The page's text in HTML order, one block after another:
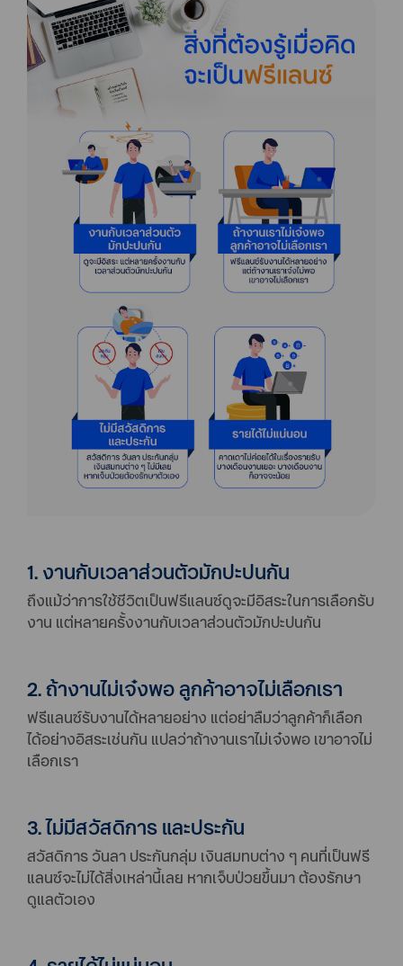
1. งานกับเวลาส่วนตัวมักปะปนกัน
ถึงแม้ว่าการใช้ชีวิตเป็นฟรีแลนซ์ดูจะมีอิสระในการเลือกรับ
งาน แต่หลายครั้งงานกับเวลาส่วนตัวมักปะปนกัน
2. ถ้างานไม่เจ๋งพอ ลูกค้าอาจไม่เลือกเรา
ฟรีแลนซ์รับงานได้หลายอย่าง แต่อย่าลืมว่าลูกค้าก็เลือก
ได้อย่างอิสระเช่นกัน แปลว่าถ้างานเราไม่เจ๋งพอ เขาอาจไม่
เลือกเรา
3. ไม่มีสวัสดิการ และประกัน
สวัสดิการ วันลา ประกันกลุ่ม เงินสมทบต่าง ๆ คนที่เป็นฟรี
แลนซ์จะไม่ได้สิ่งเหล่านี้เลย หากเจ็บป่วยขึ้นมา ต้องรักษา
ดูแลตัวเอง